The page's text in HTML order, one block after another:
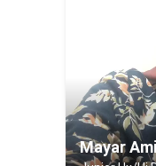
Mayar